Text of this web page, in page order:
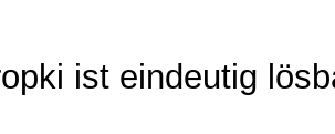
ist eindeutig